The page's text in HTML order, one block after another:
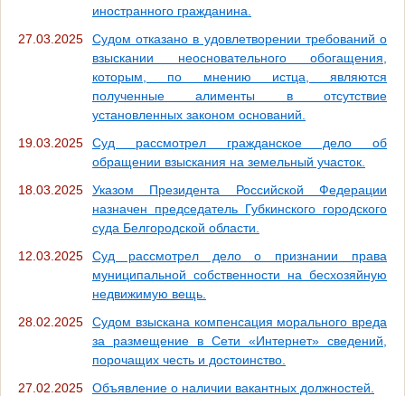
иностранного гражданина.
27.03.2025
Судом отказано в удовлетворении требований о
взыскании неосновательного обогащения,
которым, по мнению истца, являются
полученные алименты в отсутствие
установленных законом оснований.
19.03.2025
Суд рассмотрел гражданское дело об
обращении взыскания на земельный участок.
18.03.2025
Указом Президента Российской Федерации
назначен председатель Губкинского городского
суда Белгородской области.
12.03.2025
Суд рассмотрел дело о признании права
муниципальной собственности на бесхозяйную
недвижимую вещь.
28.02.2025
Судом взыскана компенсация морального вреда
за размещение в Сети «Интернет» сведений,
порочащих честь и достоинство.
27.02.2025
Объявление о наличии вакантных должностей.